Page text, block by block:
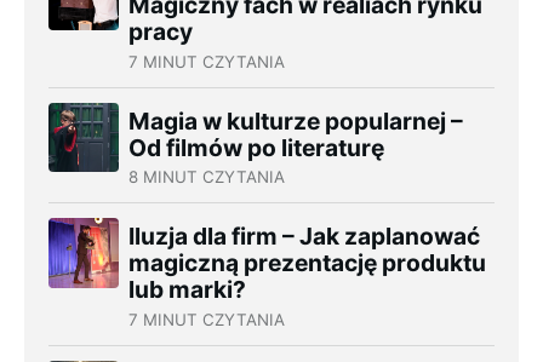
pracy
7 MINUT CZYTANIA
Magia w kulturze popularnej –
Od filmów po literaturę
8 MINUT CZYTANIA
Iluzja dla firm – Jak zaplanować
magiczną prezentację produktu
lub marki?
7 MINUT CZYTANIA